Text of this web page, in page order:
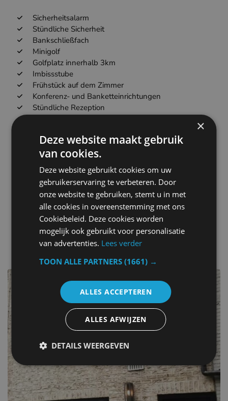
Sicherheitsalarm
Stündliche Sicherheit
Bankschließfach
Minigolf
Golfplatz innerhalb 3km
Imbissstube
Frühstück auf dem Zimmer
Konferenz- und Banketteinrichtungen
Stündliche Rezeption
Fahrkarten für öffentliche Verkehrsmittel
BabysittingKinderbetreuung
Korb für Haustiere
Spielplatz für Kinder
Tour-Schalter
Spielgeräte für Kinder im Freien
andere Hotels in Belgien
×
Deze website maakt gebruik
van cookies.
Deze website gebruikt cookies om uw
gebruikerservaring te verbeteren. Door
onze website te gebruiken, stemt u in met
alle cookies in overeenstemming met ons
Cookiebeleid. Deze cookies worden
mogelijk ook gebruikt voor personalisatie
van advertenties. Lees verder
TOON ALLE PARTNERS(1661) →
ALLES ACCEPTEREN
ALLES AFWIJZEN
DETAILS WEERGEVEN